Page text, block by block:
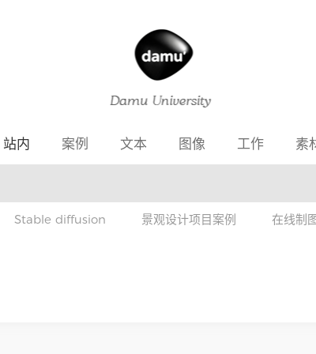
站内 案例 文本 图像 工作 素
Stable diffusion 景观设计项目案例 在线制